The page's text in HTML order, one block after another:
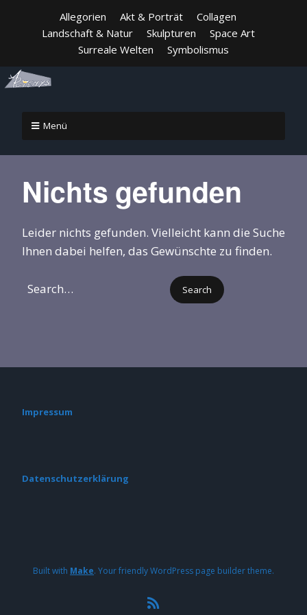
Allegorien Akt & Porträt
Collagen
Landschaft & Natur
Skulpturen
Space Art
Surreale Welten
Symbolismus
Menü
Nichts gefunden
Leider nichts gefunden. Vielleicht kann die Suche
Ihnen dabei helfen, das Gewünschte zu finden.
Impressum
Datenschutzerklärung
Built with Make. Your friendly WordPress page builder theme.